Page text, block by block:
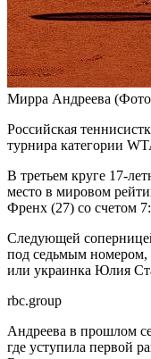
Мирра Андреева
Российская
турнира категории
В третьем круге 17-
место в мировом
Френх (27) со счетом
Следующей
под седьмым номером,
или украинка Юлия
rbc.group
Андреева в прошлом
где уступила первой